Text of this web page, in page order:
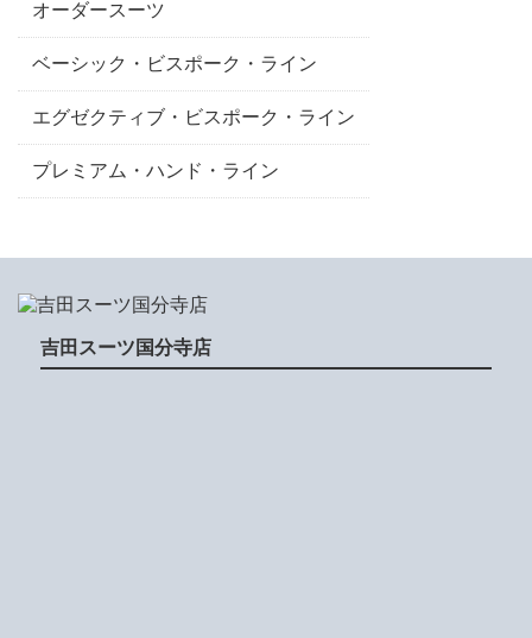
オーダースーツ
ベーシック・ビスポーク・ライン
エグゼクティブ・ビスポーク・ライン
プレミアム・ハンド・ライン
吉田スーツ国分寺店